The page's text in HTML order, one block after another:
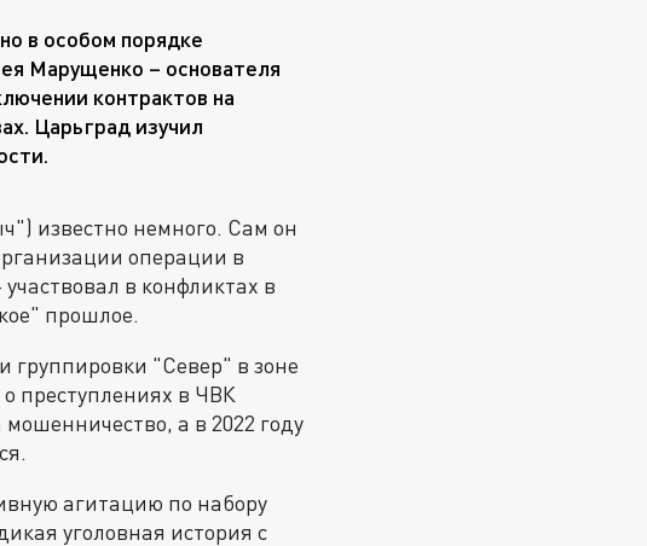
в особом порядке
Марущенко – основателя
контрактов на
Царьград изучил
известно немного. Сам он
операции в
в конфликтах в
прошлое.
группировки "Север" в зоне
преступлениях в ЧВК
а в 2022 году
агитацию по набору
уголовная история с